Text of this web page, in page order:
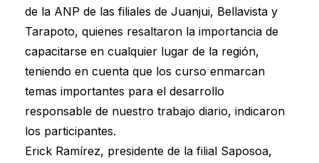
de la ANP de las filiales de Juanjui, Bellavista y
Tarapoto, quienes resaltaron la importancia de
capacitarse en cualquier lugar de la región,
teniendo en cuenta que los curso enmarcan
temas importantes para el desarrollo
responsable de nuestro trabajo diario, indicaron
los participantes.
Erick Ramírez, presidente de la filial Saposoa,